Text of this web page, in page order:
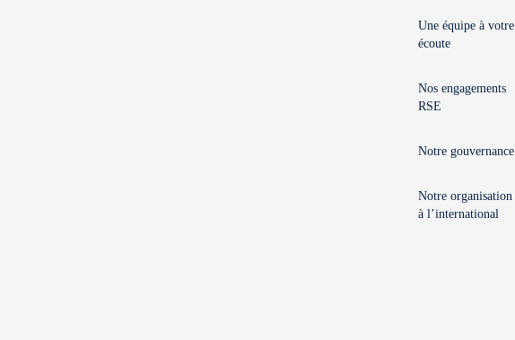
Une équipe à votre
écoute
Nos engagements
RSE
Notre gouvernance
Notre organisation
à l’international